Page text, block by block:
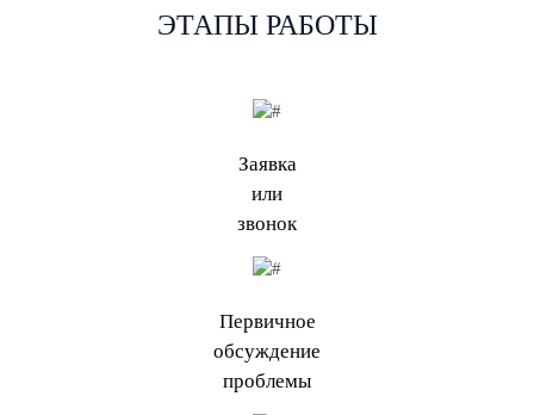
ЭТАПЫ РАБОТЫ
Заявка
или
звонок
Первичное
обсуждение
проблемы